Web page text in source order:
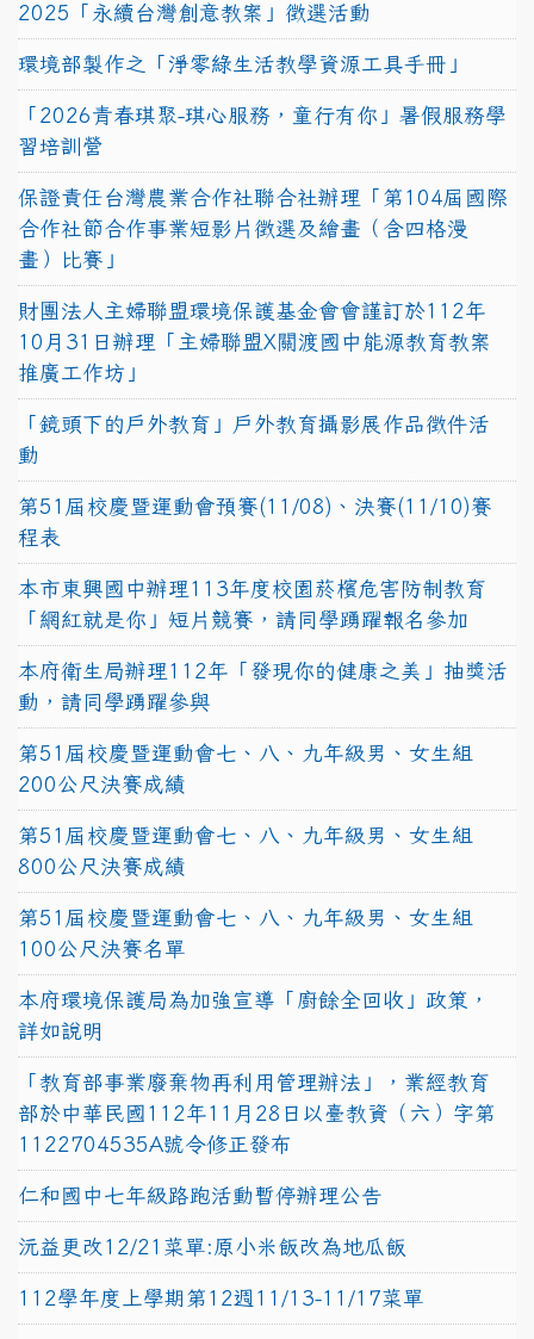
2025「永續台灣創意教案」徵選活動
環境部製作之「淨零綠生活教學資源工具手冊」
「2026青春琪聚-琪心服務，童行有你」暑假服務學
習培訓營
保證責任台灣農業合作社聯合社辦理「第104屆國際
合作社節合作事業短影片徵選及繪畫（含四格漫
畫）比賽」
財團法人主婦聯盟環境保護基金會會謹訂於112年
10月31日辦理「主婦聯盟X關渡國中能源教育教案
推廣工作坊」
「鏡頭下的戶外教育」戶外教育攝影展作品徵件活
動
第51屆校慶暨運動會預賽(11/08)、決賽(11/10)賽
程表
本市東興國中辦理113年度校園菸檳危害防制教育
「網紅就是你」短片競賽，請同學踴躍報名參加
本府衛生局辦理112年「發現你的健康之美」抽獎活
動，請同學踴躍參與
第51屆校慶暨運動會七、八、九年級男、女生組
200公尺決賽成績
第51屆校慶暨運動會七、八、九年級男、女生組
800公尺決賽成績
第51屆校慶暨運動會七、八、九年級男、女生組
100公尺決賽名單
本府環境保護局為加強宣導「廚餘全回收」政策，
詳如說明
「教育部事業廢棄物再利用管理辦法」，業經教育
部於中華民國112年11月28日以臺教資（六）字第
1122704535A號令修正發布
仁和國中七年級路跑活動暫停辦理公告
沅益更改12/21菜單:原小米飯改為地瓜飯
112學年度上學期第12週11/13-11/17菜單